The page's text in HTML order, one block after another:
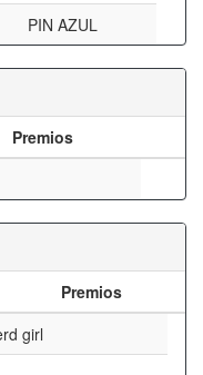
PIN AZUL
Premios
Premios
girl